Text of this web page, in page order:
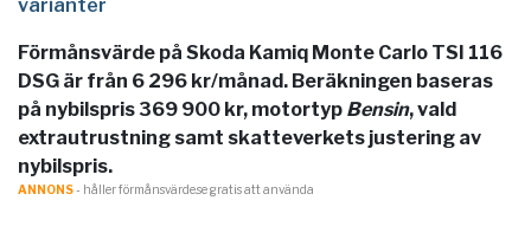
varianter
Förmånsvärde på Skoda Kamiq Monte Carlo TSI 116
DSG är från 6 296 kr/månad. Beräkningen baseras
på nybilspris 369 900 kr, motortyp Bensin, vald
extrautrustning samt skatteverkets justering av
nybilspris.
ANNONS- håller förmånsvärde.se gratis att använda